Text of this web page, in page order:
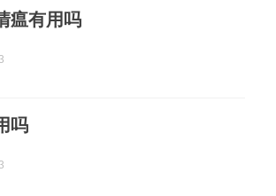
瘟有用吗
吗